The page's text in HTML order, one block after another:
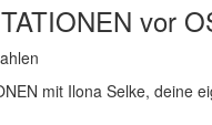
vor
mit Ilona Selke, deine